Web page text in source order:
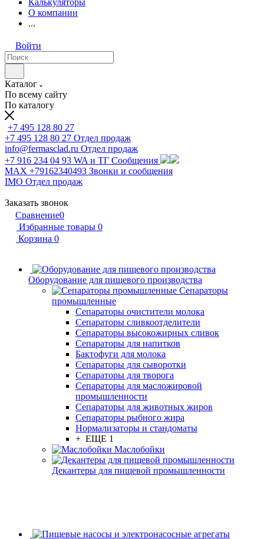
Калькуляторы
О компании
...
Войти
Каталог
По всему сайту
По каталогу
+7 495 128 80 27
+7 495 128 80 27 Отдел продаж
info@fermasclad.ru Отдел продаж
+7 916 234 04 93 WA и ТГ Сообщения
MAX +79162340493 Звонки и сообщения
IMO Отдел продаж
Заказать звонок
Сравнение0
Избранные товары 0
Корзина 0
Оборудование для пищевого производства
Сепараторы
промышленные
Сепараторы очистители молока
Сепараторы сливкоотделители
Сепараторы высокожирных сливок
Сепараторы для напитков
Бактофуги для молока
Сепараторы для сыворотки
Сепараторы для творога
Сепараторы для масложировой
промышленности
Сепараторы для животных жиров
Сепараторы рыбного жира
Нормализаторы и стандоматы
+ ЕЩЕ 1
Маслобойки
Декантеры для пищевой промышленности